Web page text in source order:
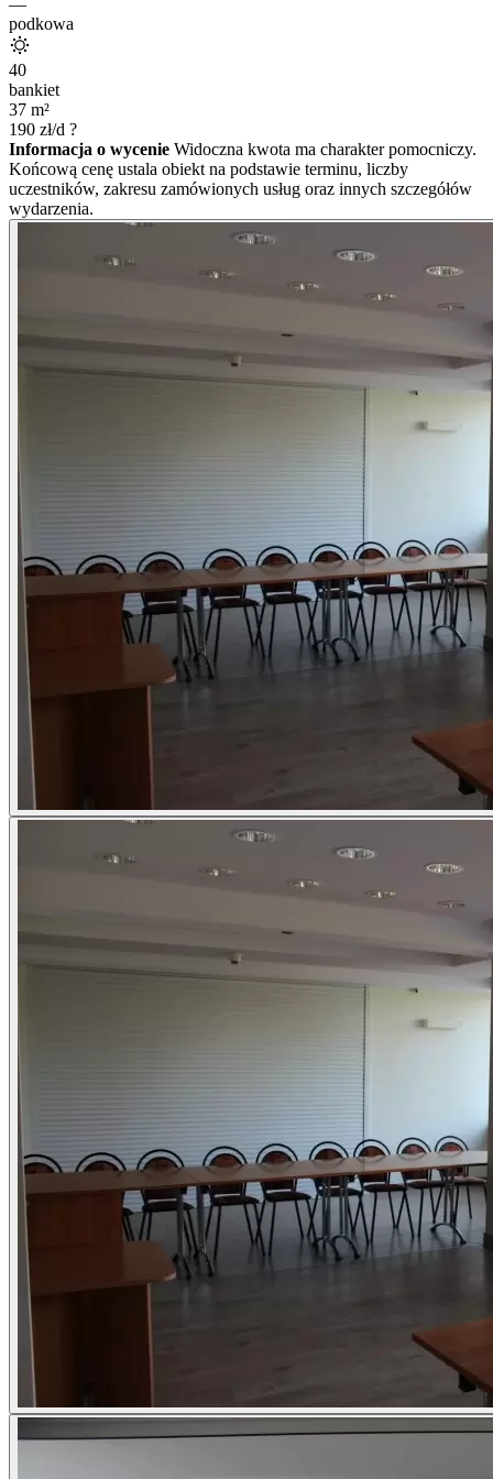
—
podkowa
40
bankiet
37 m²
190 zł/d ?
Informacja o wycenie Widoczna kwota ma charakter pomocniczy.
Końcową cenę ustala obiekt na podstawie terminu, liczby
uczestników, zakresu zamówionych usług oraz innych szczegółów
wydarzenia.